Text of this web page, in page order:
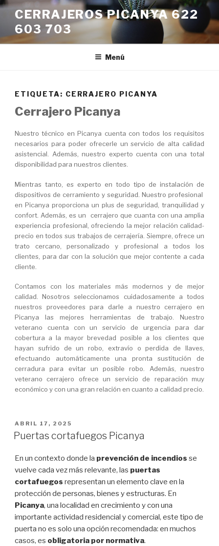
Saltar
contenido
CERRAJEROS PICANYA 622
603 703
Menú
ETIQUETA: CERRAJERO PICANYA
Cerrajero Picanya
Nuestro técnico en Picanya cuenta con todos los requisitos
necesarios para poder ofrecerle un servicio de alta calidad
asistencial. Además, nuestro experto cuenta con una total
disponibilidad para nuestros clientes.
Mientras tanto, es experto en todo tipo de instalación de
dispositivos de cerramiento y seguridad. Nuestro profesional
en Picanya proporciona un plus de seguridad, tranquilidad y
confort. Además, es un cerrajero que cuanta con una amplia
experiencia profesional, ofreciendo la mejor relación calidad-
precio en todos sus trabajos de cerrajería. Siempre, ofrece un
trato cercano, personalizado y profesional a todos los
clientes, para dar con la solución que mejor contente a cada
cliente.
Contamos con los materiales más modernos y de mejor
calidad. Nosotros seleccionamos cuidadosamente a todos
nuestros proveedores para darle a nuestro cerrajero en
Picanya las mejores herramientas de trabajo. Nuestro
veterano cuenta con un servicio de urgencia para dar
cobertura a la mayor brevedad posible a los clientes que
hayan sufrido de un robo, extravío o perdida de llaves,
efectuando automáticamente una pronta sustitución de
cerradura para evitar un posible robo. Además, nuestro
veterano cerrajero ofrece un servicio de reparación muy
económico y con una gran relación en cuanto a calidad precio.
PUBLICADO
EL
ABRIL 17, 2025
Puertas cortafuegos Picanya
En un contexto donde la prevención de incendios se
vuelve cada vez más relevante, las puertas
cortafuegos representan un elemento clave en la
protección de personas, bienes y estructuras. En
Picanya, una localidad en crecimiento y con una
importante actividad residencial y comercial, este tipo de
puerta no es solo una opción recomendada: en muchos
casos, es obligatoria por normativa.